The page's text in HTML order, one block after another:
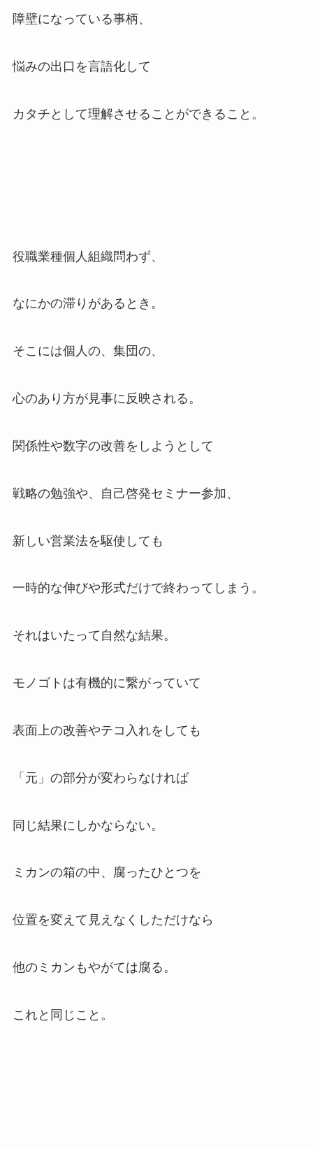
障壁になっている事柄、
悩みの出口を言語化して
カタチとして理解させることができること。
役職業種個人組織問わず、
なにかの滞りがあるとき。
そこには個人の、集団の、
心のあり方が見事に反映される。
関係性や数字の改善をしようとして
戦略の勉強や、自己啓発セミナー参加、
新しい営業法を駆使しても
一時的な伸びや形式だけで終わってしまう。
それはいたって自然な結果。
モノゴトは有機的に繋がっていて
表面上の改善やテコ入れをしても
「元」の部分が変わらなければ
同じ結果にしかならない。
ミカンの箱の中、腐ったひとつを
位置を変えて見えなくしただけなら
他のミカンもやがては腐る。
これと同じこと。